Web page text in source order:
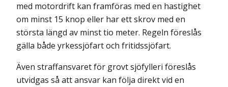
med motordrift kan framföras med en hastighet
om minst 15 knop eller har ett skrov med en
största längd av minst tio meter. Regeln föreslås
gälla både yrkessjöfart och fritidssjöfart.
Även straffansvaret för grovt sjöfylleri föreslås
utvidgas så att ansvar kan följa direkt vid en